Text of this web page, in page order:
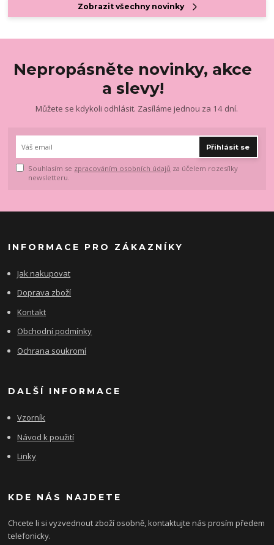
Zobrazit všechny novinky
Nepropásněte novinky, akce
a slevy!
Můžete se kdykoli odhlásit. Zasíláme jednou za 14 dní.
Přihlásit se
Souhlasím se zpracováním osobních údajů za účelem rozesílky
newsletteru.
INFORMACE PRO ZÁKAZNÍKY
Jak nakupovat
Doprava zboží
Kontakt
Obchodní podmínky
Ochrana soukromí
DALŠÍ INFORMACE
Vzorník
Návod k použití
Linky
KDE NÁS NAJDETE
Chcete li si vyzvednout zboží osobně, kontaktujte nás prosím předem
telefonicky.